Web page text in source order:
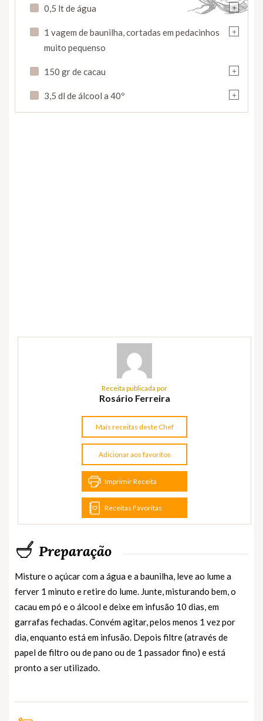
+
0,5 lt de água
+
1 vagem de baunilha, cortadas em pedacinhos
muito pequenso
+
150 gr de cacau
+
3,5 dl de álcool a 40º
Receita publicada por
Rosário Ferreira
Mais receitas deste Chef
Adicionar aos favoritos
Imprimir Receita
Receitas Favoritas
Preparação
Misture o açúcar com a água e a baunilha, leve ao lume a
ferver 1 minuto e retire do lume. Junte, misturando bem, o
cacau em pó e o álcool e deixe em infusão 10 dias, em
garrafas fechadas. Convém agitar, pelos menos 1 vez por
dia, enquanto está em infusão. Depois filtre (através de
papel de filtro ou de pano ou de 1 passador fino) e está
pronto a ser utilizado.